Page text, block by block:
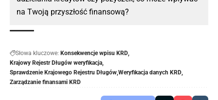
na Twoją przyszłość finansową?
Słowa kluczowe: Konsekwencje wpisu KRD
Krajowy Rejestr Długów weryfikacja
Sprawdzenie Krajowego Rejestru Długów Weryfikacja danych KRD
Zarządzanie finansami KRD